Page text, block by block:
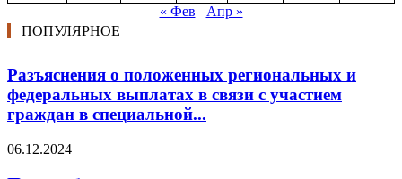
« Фев
Апр »
ПОПУЛЯРНОЕ
Разъяснения о положенных региональных и
федеральных выплатах в связи с участием
граждан в специальной...
06.12.2024